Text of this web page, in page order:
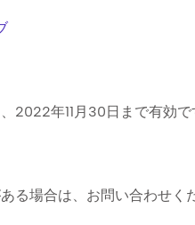
2022年11月30日まで有効で
る場合は、お問い合わせく